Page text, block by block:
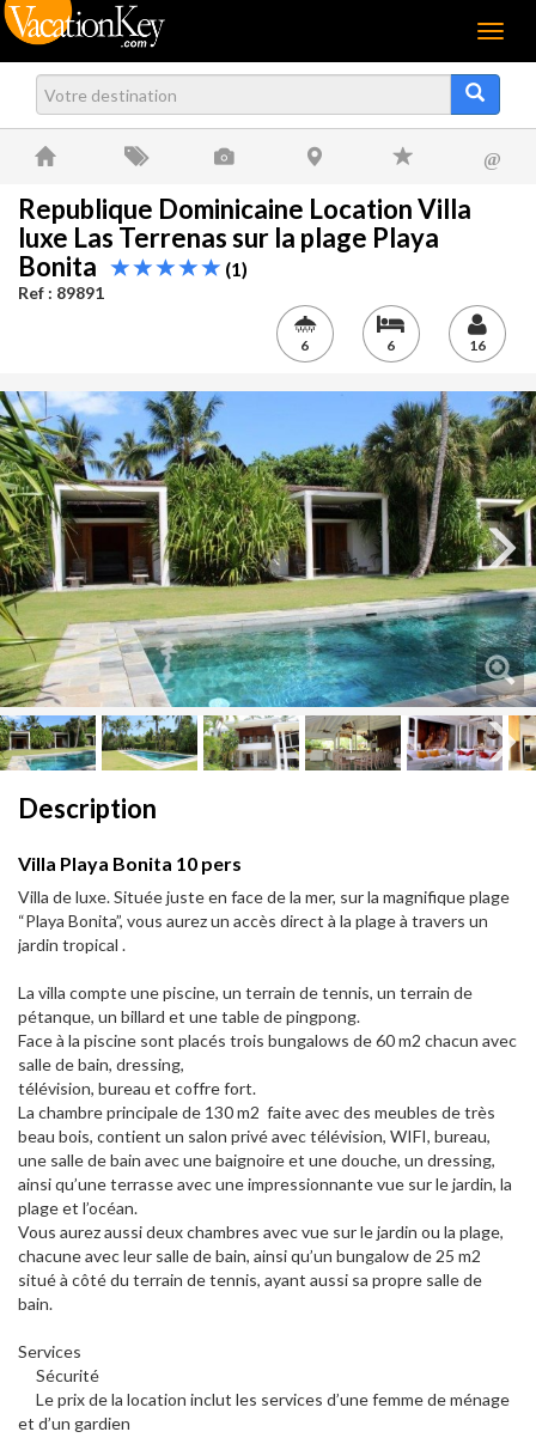
Menu
@
Republique Dominicaine Location Villa
luxe Las Terrenas sur la plage Playa
Bonita
(1)
Ref : 89891
6 6 16
Next
Description
Villa Playa Bonita 10 pers
Villa de luxe. Située juste en face de la mer, sur la magnifique plage
“Playa Bonita”, vous aurez un accès direct à la plage à travers un
jardin tropical .
La villa compte une piscine, un terrain de tennis, un terrain de
pétanque, un billard et une table de ping­pong.
Face à la piscine sont placés trois bungalows de 60 m2 chacun avec
salle de bain, dressing,
télévision, bureau et coffre fort.
La chambre principale de 130 m2 faite avec des meubles de très
beau bois, contient un salon privé avec télévision, WIFI, bureau,
une salle de bain avec une baignoire et une douche, un dressing,
ainsi qu’une terrasse avec une impressionnante vue sur le jardin, la
plage et l’océan.
Vous aurez aussi deux chambres avec vue sur le jardin ou la plage,
chacune avec leur salle de bain, ainsi qu’un bungalow de 25 m2
situé à côté du terrain de tennis, ayant aussi sa propre salle de
bain.
Services
Sécurité
Le prix de la location inclut les services d’une femme de ménage
et d’un gardien